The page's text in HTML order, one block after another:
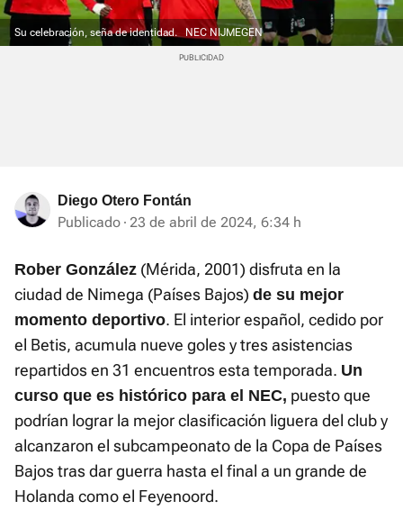
Su celebración, seña de identidad. NEC NIJMEGEN
Diego Otero Fontán
Publicado 23 de abril de 2024, 6:34 h
Rober González (Mérida, 2001) disfruta en la
ciudad de Nimega (Países Bajos) de su mejor
momento deportivo. El interior español, cedido por
el Betis, acumula nueve goles y tres asistencias
repartidos en 31 encuentros esta temporada. Un
curso que es histórico para el NEC, puesto que
podrían lograr la mejor clasificación liguera del club y
alcanzaron el subcampeonato de la Copa de Países
Bajos tras dar guerra hasta el final a un grande de
Holanda como el Feyenoord.